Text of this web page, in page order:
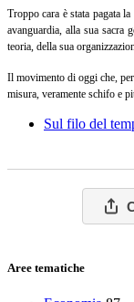
Troppo cara è stata pagata
avanguardia, alla sua sacra
teoria, della sua
Il movimento di oggi che, per
misura, veramente schifo e
Sul filo del
Aree tematiche